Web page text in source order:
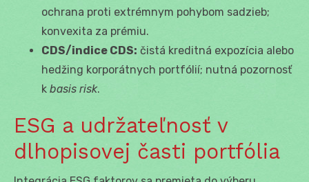
ochrana proti extrémnym pohybom sadzieb;
konvexita za prémiu.
CDS/indice CDS: čistá kreditná expozícia alebo
hedžing korporátnych portfólií; nutná pozornosť
k basis risk.
ESG a udržateľnosť v
dlhopisovej časti portfólia